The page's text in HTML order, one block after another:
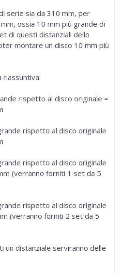
serie sia da 310 mm, per
ossia 10 mm più grande di
di questi distanziali dello
montare un disco 10 mm più
riassuntiva:
rispetto al disco originale =
rispetto al disco originale
rispetto al disco originale
(verranno forniti 1 set da 5
rispetto al disco originale
(verranno forniti 2 set da 5
un distanziale serviranno delle